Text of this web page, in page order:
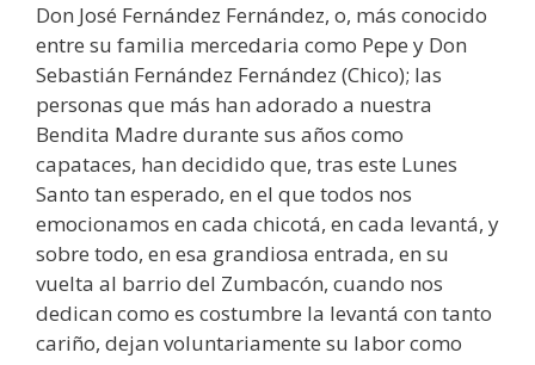
Don José Fernández Fernández, o, más conocido
entre su familia mercedaria como Pepe y Don
Sebastián Fernández Fernández (Chico); las
personas que más han adorado a nuestra
Bendita Madre durante sus años como
capataces, han decidido que, tras este Lunes
Santo tan esperado, en el que todos nos
emocionamos en cada chicotá, en cada levantá, y
sobre todo, en esa grandiosa entrada, en su
vuelta al barrio del Zumbacón, cuando nos
dedican como es costumbre la levantá con tanto
cariño, dejan voluntariamente su labor como